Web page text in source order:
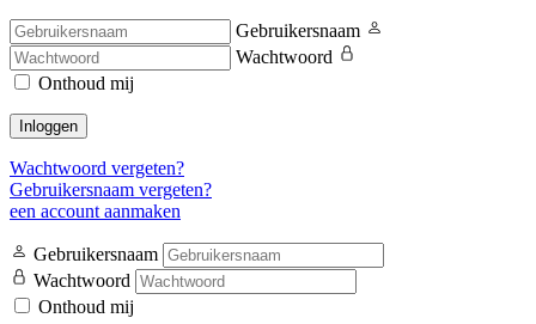
Gebruikersnaam
Wachtwoord
Onthoud mij
Inloggen
Wachtwoord vergeten?
Gebruikersnaam vergeten?
een account aanmaken
Gebruikersnaam
Wachtwoord
Onthoud mij